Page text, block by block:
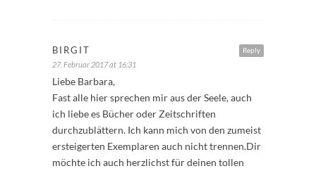
Reply
BIRGIT
27. Februar 2017 at 16:31
Liebe Barbara,
Fast alle hier sprechen mir aus der Seele, auch
ich liebe es Bücher oder Zeitschriften
durchzublättern. Ich kann mich von den zumeist
ersteigerten Exemplaren auch nicht trennen.Dir
möchte ich auch herzlichst für deinen tollen